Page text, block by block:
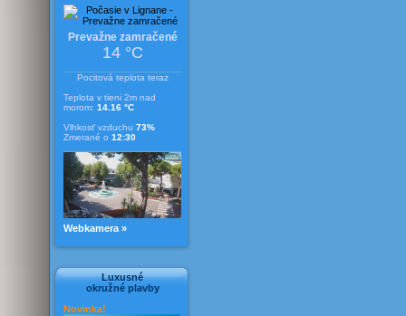
Prevažne zamračené
14 °C
Pocitová teplota teraz
Teplota v tieni 2m nad
morom: 14.16 °C
Vlhkosť vzduchu 73%
Zmerané o 12:30
Webkamera »
Luxusné
okružné plavby
Novinka!